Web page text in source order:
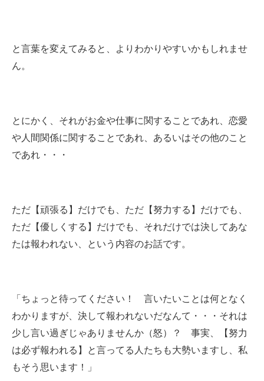
と言葉を変えてみると、よりわかりやすいかもしれませ
ん。
とにかく、それがお金や仕事に関することであれ、恋愛
や人間関係に関することであれ、あるいはその他のこと
であれ・・・
ただ【頑張る】だけでも、ただ【努力する】だけでも、
ただ【優しくする】だけでも、それだけでは決してあな
たは報われない、という内容のお話です。
「ちょっと待ってください！ 言いたいことは何となく
わかりますが、決して報われないだなんて・・・それは
少し言い過ぎじゃありませんか（怒）？ 事実、【努力
は必ず報われる】と言ってる人たちも大勢いますし、私
もそう思います！」